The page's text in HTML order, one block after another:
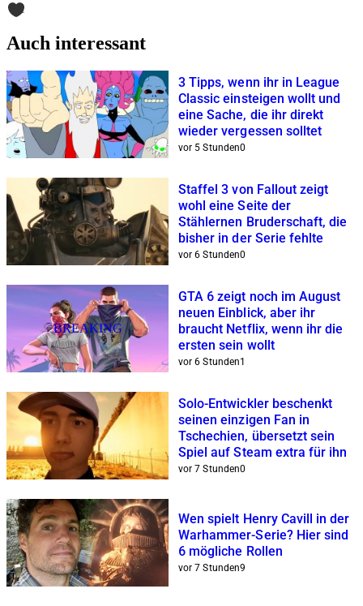
1
Auch interessant
3 Tipps, wenn ihr in League
Classic einsteigen wollt und
eine Sache, die ihr direkt
wieder vergessen solltet
vor 5 Stunden0
Staffel 3 von Fallout zeigt
wohl eine Seite der
Stählernen Bruderschaft, die
bisher in der Serie fehlte
vor 6 Stunden0
BREAKING
GTA 6 zeigt noch im August
neuen Einblick, aber ihr
braucht Netflix, wenn ihr die
ersten sein wollt
vor 6 Stunden1
Solo-Entwickler beschenkt
seinen einzigen Fan in
Tschechien, übersetzt sein
Spiel auf Steam extra für ihn
vor 7 Stunden0
Wen spielt Henry Cavill in der
Warhammer-Serie? Hier sind
6 mögliche Rollen
vor 7 Stunden9